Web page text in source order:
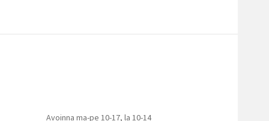
Avoinna ma-pe 10-17, la 10-14